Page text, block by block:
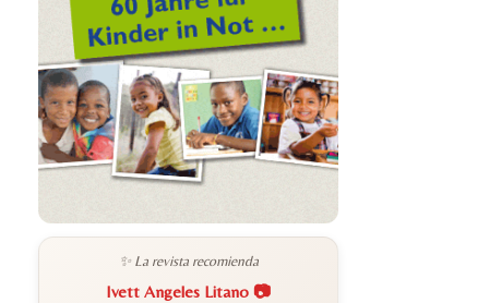
✨ La revista recomienda
Ivett Angeles Litano 📷